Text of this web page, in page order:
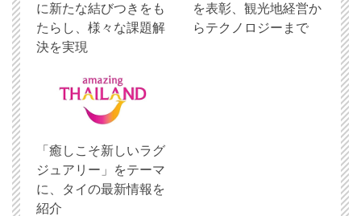
に新たな結びつきをも
たらし、様々な課題解
決を実現
を表彰、観光地経営か
らテクノロジーまで
「癒しこそ新しいラグ
ジュアリー」をテーマ
に、タイの最新情報を
紹介